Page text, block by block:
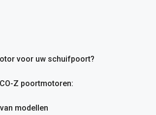
voor uw schuifpoort?
Z poortmotoren:
modellen